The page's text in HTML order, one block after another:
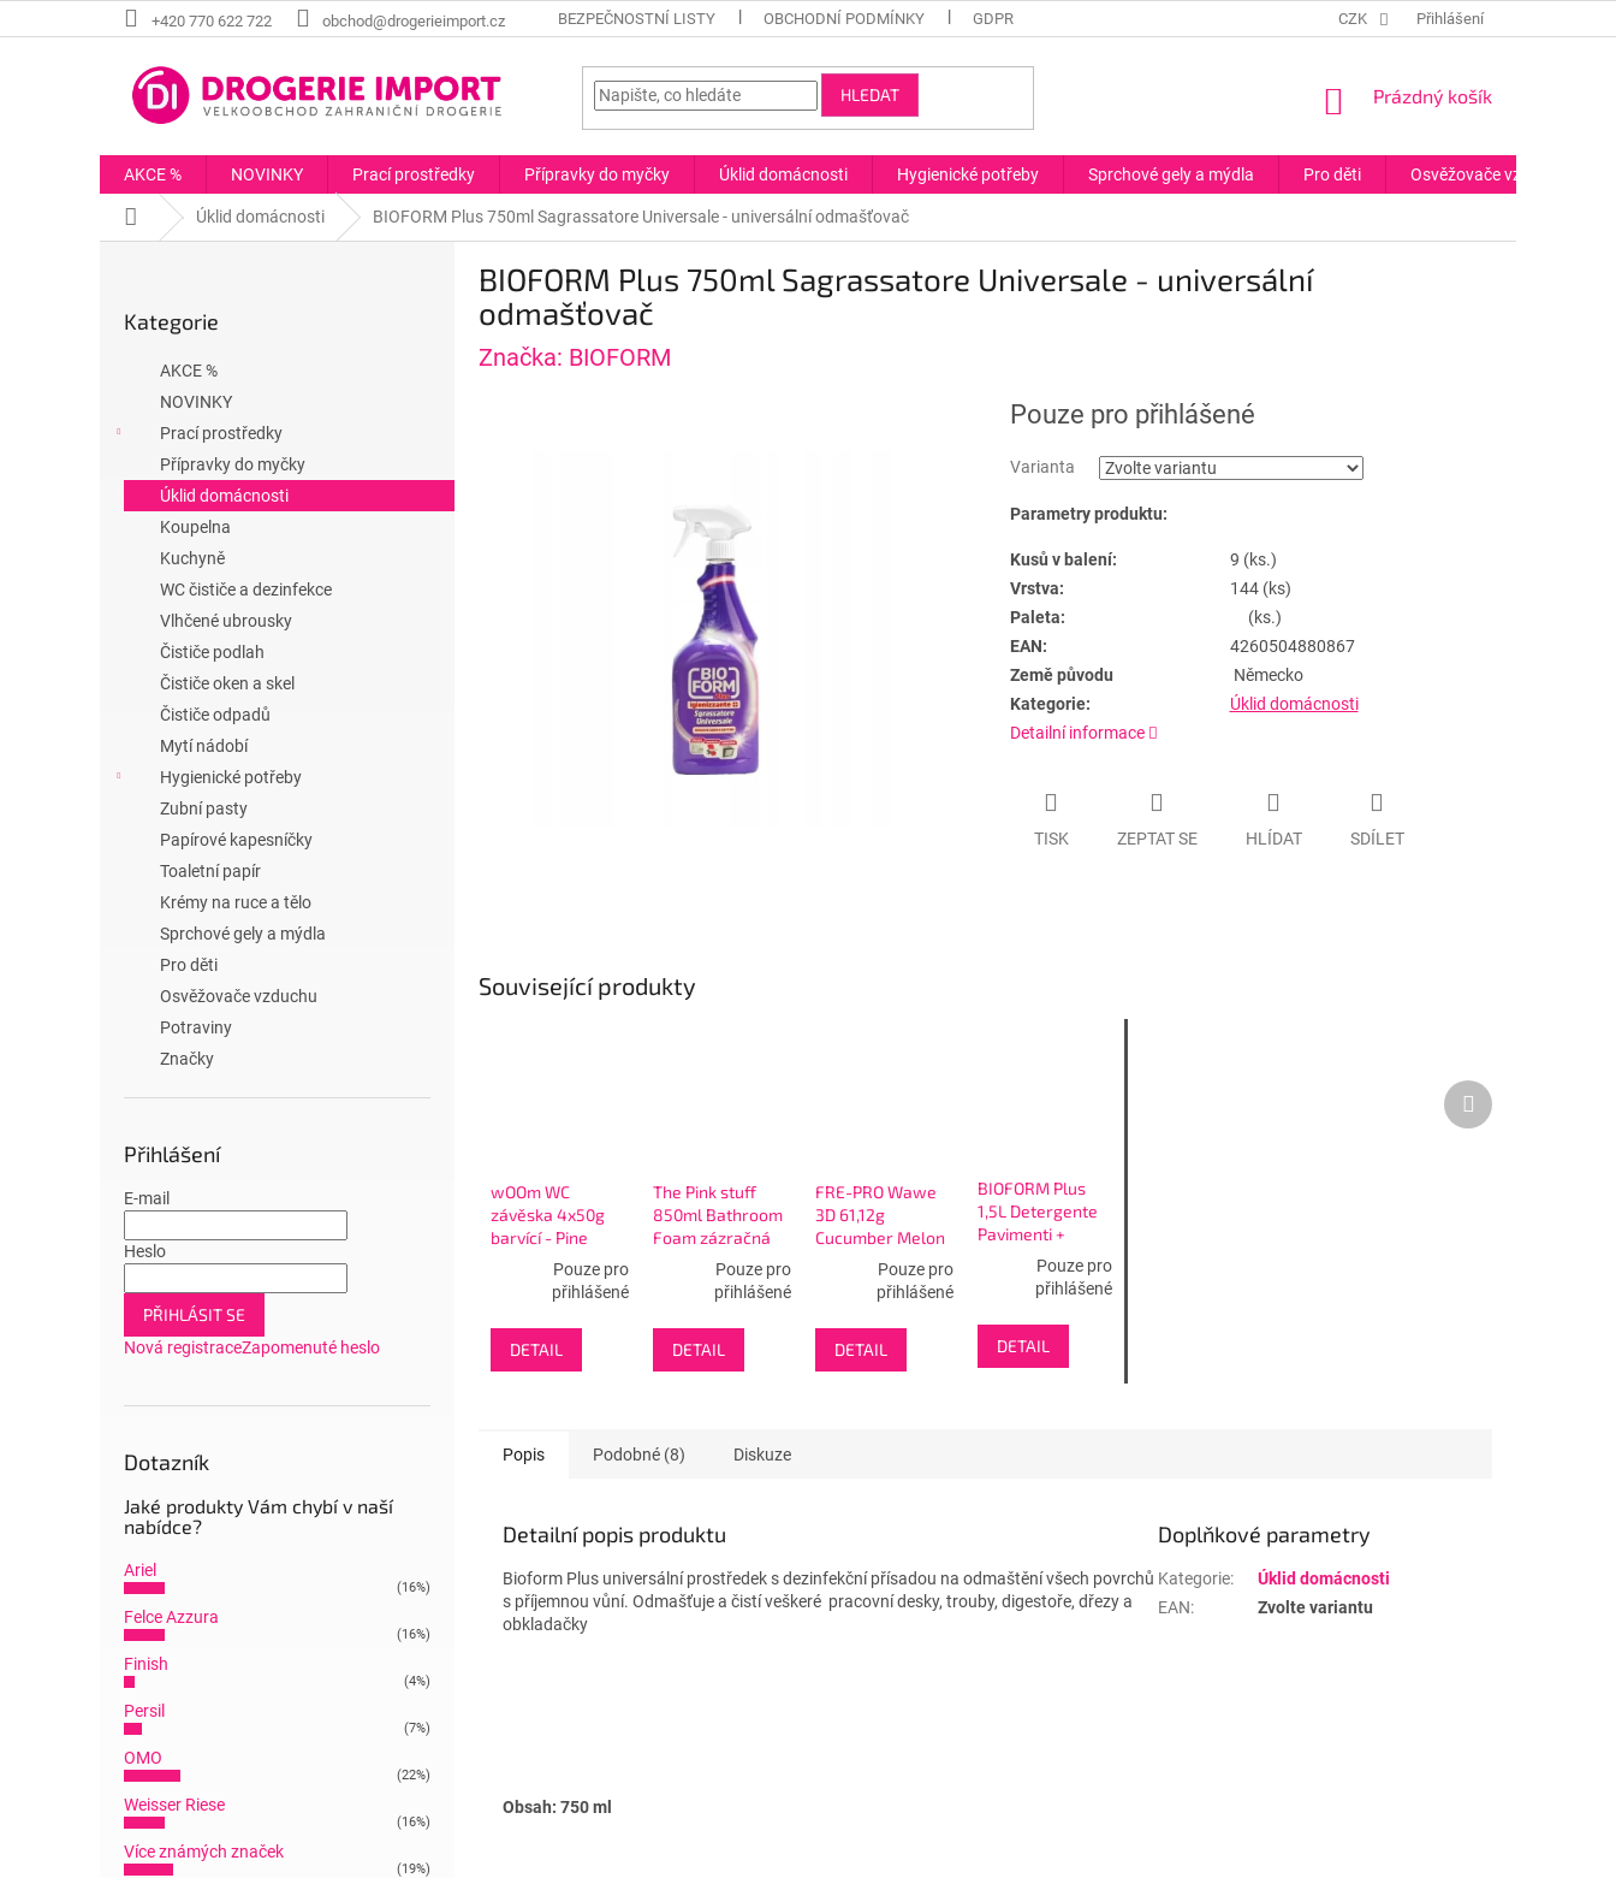
na
+420 770 622 722 obchod@drogerieimport.cz BEZPEČNOSTNÍ LISTY OBCHODNÍ PODMÍNKY GDPR CZK Přihlášení
HLEDAT
NÁKUPNÍ
Prázdný košík
AKCE % NOVINKY Prací prostředky Přípravky do myčky Úklid domácnosti Hygienické potřeby Sprchové gely a mýdla Pro děti Osvěžovače vzduchu
Domů Úklid domácnosti BIOFORM Plus 750ml Sagrassatore Universale - universální odmašťovač
kategorie
Kategorie
AKCE %
NOVINKY
Prací prostředky
Přípravky do myčky
Úklid domácnosti
Koupelna
Kuchyně
WC čističe a dezinfekce
Vlhčené ubrousky
Čističe podlah
Čističe oken a skel
Čističe odpadů
Mytí nádobí
Hygienické potřeby
Zubní pasty
Papírové kapesníčky
Toaletní papír
Krémy na ruce a tělo
Sprchové gely a mýdla
Pro děti
Osvěžovače vzduchu
Potraviny
Značky
Přihlášení
E-mail
Heslo
PŘIHLÁSIT SE
Nová registraceZapomenuté heslo
Dotazník
Jaké produkty Vám chybí v naší
nabídce?
Ariel
(16%)
Felce Azzura
(16%)
Finish
(4%)
Persil
(7%)
OMO
(22%)
Weisser Riese
(16%)
Více známých značek
(19%)
BIOFORM Plus 750ml Sagrassatore Universale - universální
odmašťovač
Značka: BIOFORM
Pouze pro přihlášené
Varianta
Parametry produktu:
Kusů v balení:
9 (ks.)
Vrstva:
144 (ks)
Paleta:
(ks.)
EAN:
4260504880867
Země původu
Německo
Kategorie:
Úklid domácnosti
Detailní informace
TISK ZEPTAT SE HLÍDAT SDÍLET
Související produkty
wOOm WC
závěska 4x50g
barvící - Pine
Pouze pro
přihlášené
DETAIL
The Pink stuff
850ml Bathroom
Foam zázračná
pěna na koupelny
Pouze pro
přihlášené
DETAIL
FRE-PRO Wawe
3D 61,12g
Cucumber Melon
boustranné
pisoárové sítko -
Pouze pro
přihlášené
DETAIL
BIOFORM Plus
1,5L Detergente
Pavimenti +
Alcool - čistič
alkoholem
Pouze pro
přihlášené
DETAIL
Další
produkt
Popis Podobné (8) Diskuze
Detailní popis produktu
Bioform Plus universální prostředek s dezinfekční přísadou na odmaštění všech povrchů
s příjemnou vůní. Odmašťuje a čistí veškeré pracovní desky, trouby, digestoře, dřezy a
obkladačky
Obsah: 750 ml
Doplňkové parametry
Kategorie:
Úklid domácnosti
EAN: Zvolte variantu